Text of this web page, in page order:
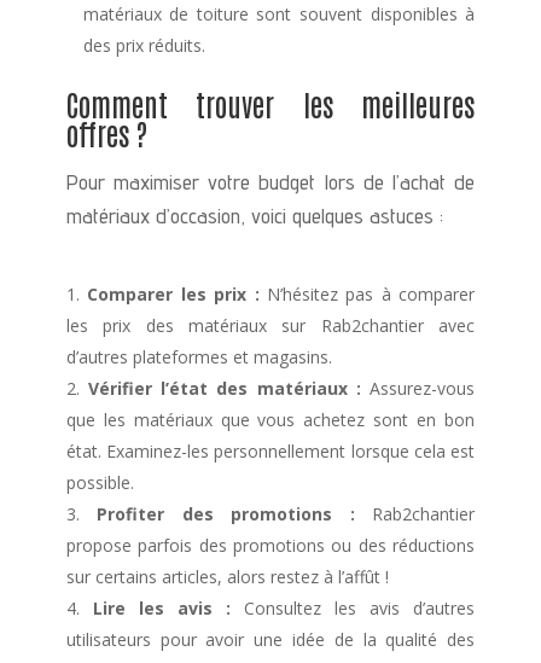
matériaux de toiture sont souvent disponibles à
des prix réduits.
Comment trouver les meilleures
offres ?
Pour maximiser votre budget lors de l’achat de
matériaux d’occasion, voici quelques astuces :
Comparer les prix : N’hésitez pas à comparer
les prix des matériaux sur Rab2chantier avec
d’autres plateformes et magasins.
Vérifier l’état des matériaux : Assurez-vous
que les matériaux que vous achetez sont en bon
état. Examinez-les personnellement lorsque cela est
possible.
Profiter des promotions : Rab2chantier
propose parfois des promotions ou des réductions
sur certains articles, alors restez à l’affût !
Lire les avis : Consultez les avis d’autres
utilisateurs pour avoir une idée de la qualité des